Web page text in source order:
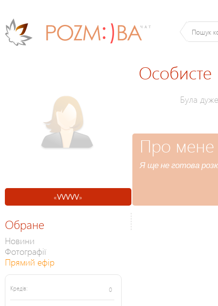
«VVVVV»
Особисте
Була
Про мене
Я ще не готова
Обране
Новини
Фотографії
Прямий ефір
Кредів: 0